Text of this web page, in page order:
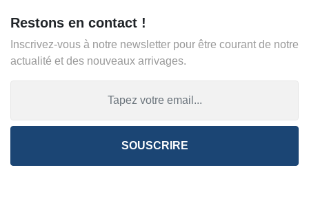
Restons en contact !
Inscrivez-vous à notre newsletter pour être courant de notre
actualité et des nouveaux arrivages.
SOUSCRIRE